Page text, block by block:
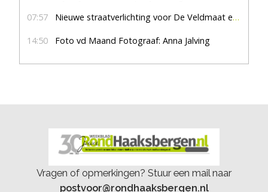
07:57 Nieuwe straatverlichting voor De Veldmaat en De Pas
14:50 Foto vd Maand Fotograaf: Anna Jalving
Vragen of opmerkingen? Stuur een mail naar
postvoor@rondhaaksbergen.nl